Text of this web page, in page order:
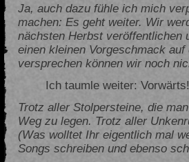
Ja, auch dazu fühle ich mich
machen: Es geht weiter. Wir
nächsten Herbst veröffentlichen
einen kleinen Vorgeschmack
versprechen können wir noch
Ich taumle weiter:
Trotz aller Stolpersteine, die
Weg zu legen. Trotz aller
(Was wolltet Ihr eigentlich mal
Songs schreiben und ebenso